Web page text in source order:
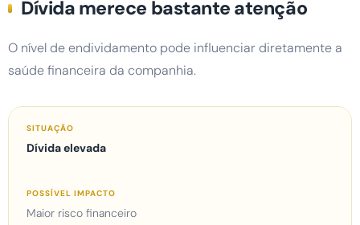
Uma ação barata nem sempre representa
baixo pode refletir problemas reais da
empresa.
Dívida merece bastante atenção
O nível de endividamento pode influenciar diretamente a
saúde financeira da companhia.
Dívida elevada
Maior risco financeiro